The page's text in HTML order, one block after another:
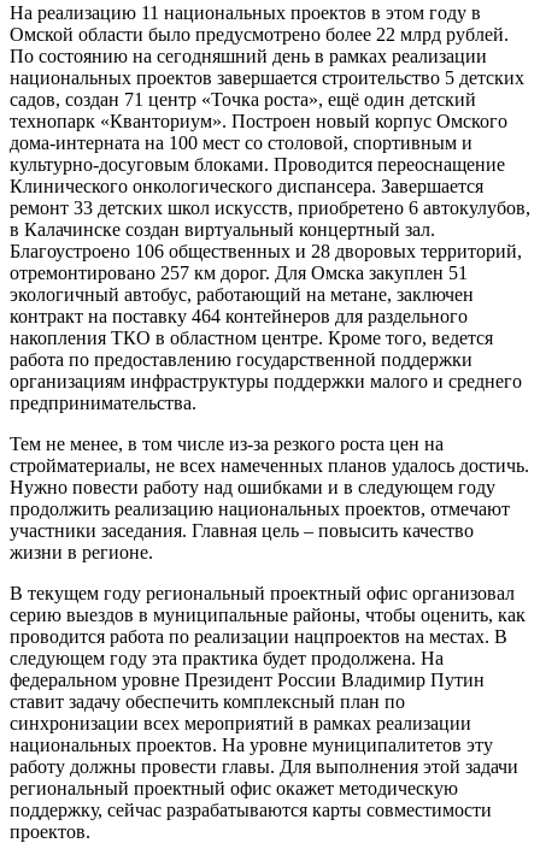
На реализацию 11 национальных проектов в этом году в
Омской области было предусмотрено более 22 млрд рублей.
По состоянию на сегодняшний день в рамках реализации
национальных проектов завершается строительство 5 детских
садов, создан 71 центр «Точка роста», ещё один детский
технопарк «Кванториум». Построен новый корпус Омского
дома-интерната на 100 мест со столовой, спортивным и
культурно-досуговым блоками. Проводится переоснащение
Клинического онкологического диспансера. Завершается
ремонт 33 детских школ искусств, приобретено 6 автокулубов,
в Калачинске создан виртуальный концертный зал.
Благоустроено 106 общественных и 28 дворовых территорий,
отремонтировано 257 км дорог. Для Омска закуплен 51
экологичный автобус, работающий на метане, заключен
контракт на поставку 464 контейнеров для раздельного
накопления ТКО в областном центре. Кроме того, ведется
работа по предоставлению государственной поддержки
организациям инфраструктуры поддержки малого и среднего
предпринимательства.
Тем не менее, в том числе из-за резкого роста цен на
стройматериалы, не всех намеченных планов удалось достичь.
Нужно повести работу над ошибками и в следующем году
продолжить реализацию национальных проектов, отмечают
участники заседания. Главная цель – повысить качество
жизни в регионе.
В текущем году региональный проектный офис организовал
серию выездов в муниципальные районы, чтобы оценить, как
проводится работа по реализации нацпроектов на местах. В
следующем году эта практика будет продолжена. На
федеральном уровне Президент России Владимир Путин
ставит задачу обеспечить комплексный план по
синхронизации всех мероприятий в рамках реализации
национальных проектов. На уровне муниципалитетов эту
работу должны провести главы. Для выполнения этой задачи
региональный проектный офис окажет методическую
поддержку, сейчас разрабатываются карты совместимости
проектов.